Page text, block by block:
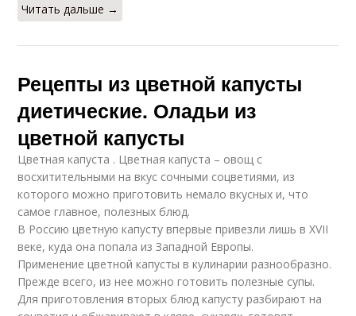
Читать дальше →
Рецепты из цветной капусты
диетические. Оладьи из
цветной капусты
Цветная капуста . Цветная капуста – овощ с
восхитительными на вкус сочными соцветиями, из
которого можно приготовить немало вкусных и, что
самое главное, полезных блюд.
В Россию цветную капусту впервые привезли лишь в XVII
веке, куда она попала из Западной Европы.
Применение цветной капусты в кулинарии разнообразно.
Прежде всего, из нее можно готовить полезные супы.
Для приготовления вторых блюд капусту разбирают на